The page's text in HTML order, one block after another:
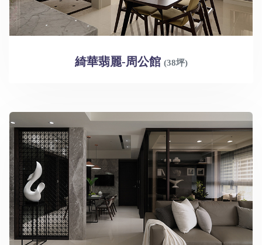
綺華翡麗-周公館 (38坪)